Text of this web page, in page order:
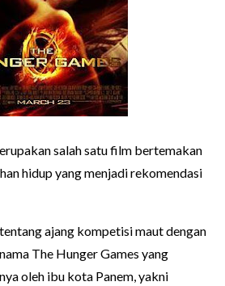
salah satu film bertemakan
hidup yang menjadi rekomendasi
ajang kompetisi maut dengan
The Hunger Games yang
oleh ibu kota Panem, yakni